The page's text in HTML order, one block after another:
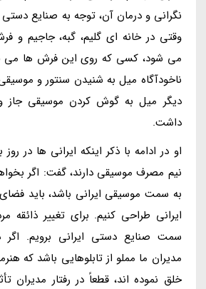
نگرانی و درمان آن، توجه به صنایع
وقتی در خانه ای گلیم، گبه، جاجیم و
می شود، کسی که روی این فرش ها می
ناخودآگاه میل به شنیدن سنتور و
دیگر میل به گوش کردن موسیقی جاز
داشت.
او در ادامه با ذکر اینکه ایرانی ها در
نیم مصرف موسیقی دارند، گفت: اگر
به سمت موسیقی ایرانی باشد، باید فضای
ایرانی طراحی کنیم. برای تغییر ذائقه
سمت صنایع دستی ایرانی برویم. اگر
مدیران ما مملو از تابلوهایی باشد که
خلق نموده اند، قطعاً در رفتار مدیران